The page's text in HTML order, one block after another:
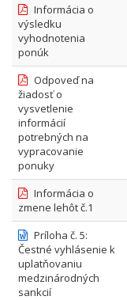
Informácia o
výsledku
vyhodnotenia
ponúk
Odpoveď na
žiadosť o
vysvetlenie
informácií
potrebných na
vypracovanie
ponuky
Informácia o
zmene lehôt č.1
Príloha č. 5:
Čestné vyhlásenie k
uplatňovaniu
medzinárodných
sankcií